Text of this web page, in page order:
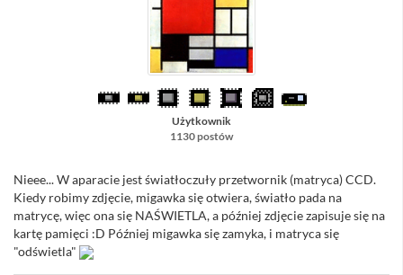
Użytkownik
1130 postów
Nieee... W aparacie jest światłoczuły przetwornik (matryca) CCD.
Kiedy robimy zdjęcie, migawka się otwiera, światło pada na
matrycę, więc ona się NAŚWIETLA, a później zdjęcie zapisuje się na
kartę pamięci :D Później migawka się zamyka, i matryca się
"odświetla"